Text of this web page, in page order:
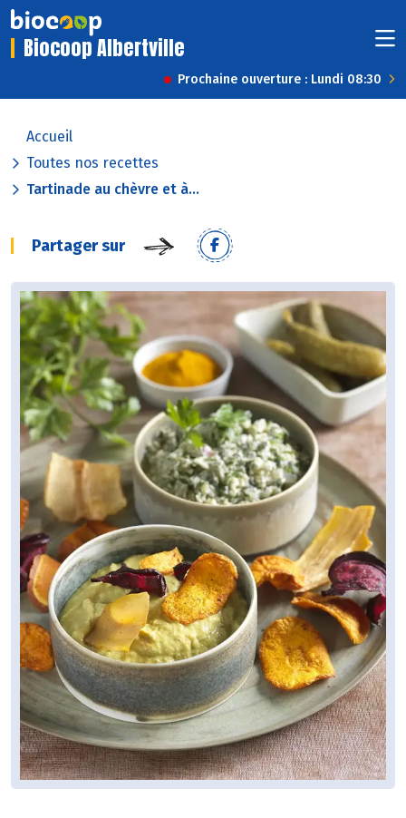
Biocoop Albertville
Prochaine ouverture : Lundi 08:30
Accueil
Toutes nos recettes
Tartinade au chèvre et à...
Partager sur